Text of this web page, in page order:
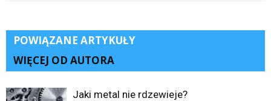
POWIĄZANE ARTYKUŁY
WIĘCEJ OD AUTORA
Jaki metal nie rdzewieje?